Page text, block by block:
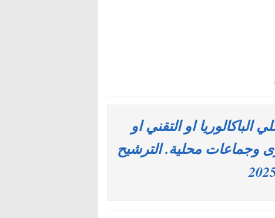
الباكالوريا او التقني او
محلية. الترشيح